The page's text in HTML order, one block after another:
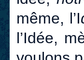
même, l’I
l’Idée,